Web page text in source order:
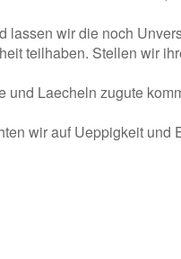
wir die noch
teilhaben. Stellen wir
Laecheln zugute
wir auf Ueppigkeit